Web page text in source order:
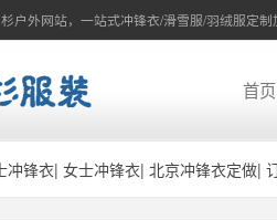
户外网站，一站式冲锋衣/滑雪服/羽绒服定制
首页
冲锋衣| 女士冲锋衣| 北京冲锋衣定做|